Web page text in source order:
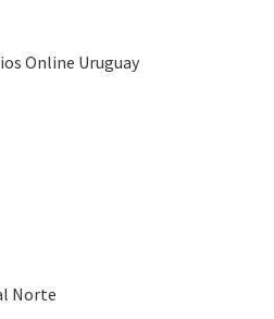
Online Uruguay
Norte